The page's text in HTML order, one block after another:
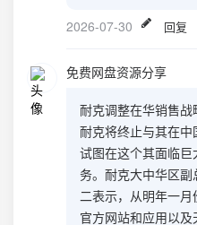
2026-07-30 回复
免费网盘资源分享
耐克调整在华销售
耐克将终止与其在中
试图在这个其面临
务。耐克大中华区副
二表示，从明年一
官方网站和应用以